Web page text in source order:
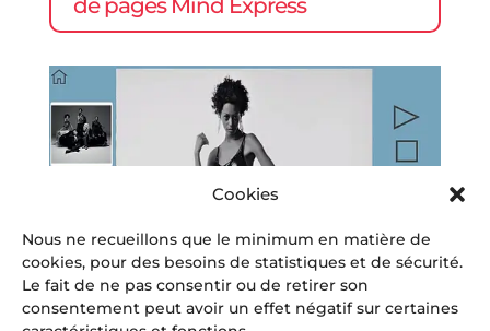
Cookies
Nous ne recueillons que le minimum en matière de
cookies, pour des besoins de statistiques et de sécurité.
Le fait de ne pas consentir ou de retirer son
consentement peut avoir un effet négatif sur certaines
de pages Mind Express